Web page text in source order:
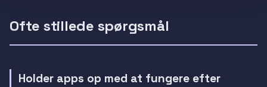
Ofte stillede spørgsmål
Holder apps op med at fungere efter